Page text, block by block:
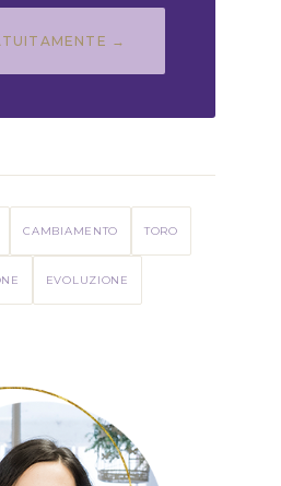
→
CAMBIAMENTO TORO
EVOLUZIONE